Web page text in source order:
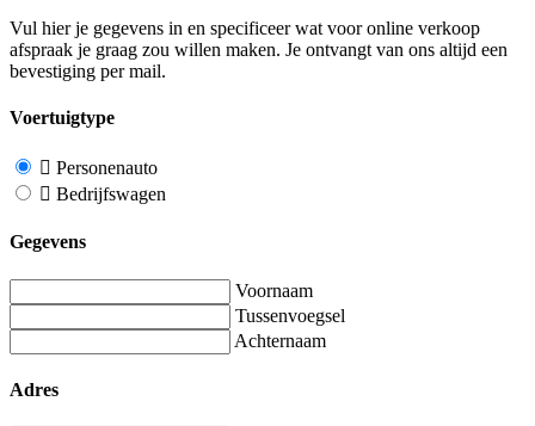
Vul hier je gegevens in en specificeer wat voor online verkoop
afspraak je graag zou willen maken. Je ontvangt van ons altijd een
bevestiging per mail.
Voertuigtype
Personenauto
Bedrijfswagen
Gegevens
Voornaam
Tussenvoegsel
Achternaam
Adres